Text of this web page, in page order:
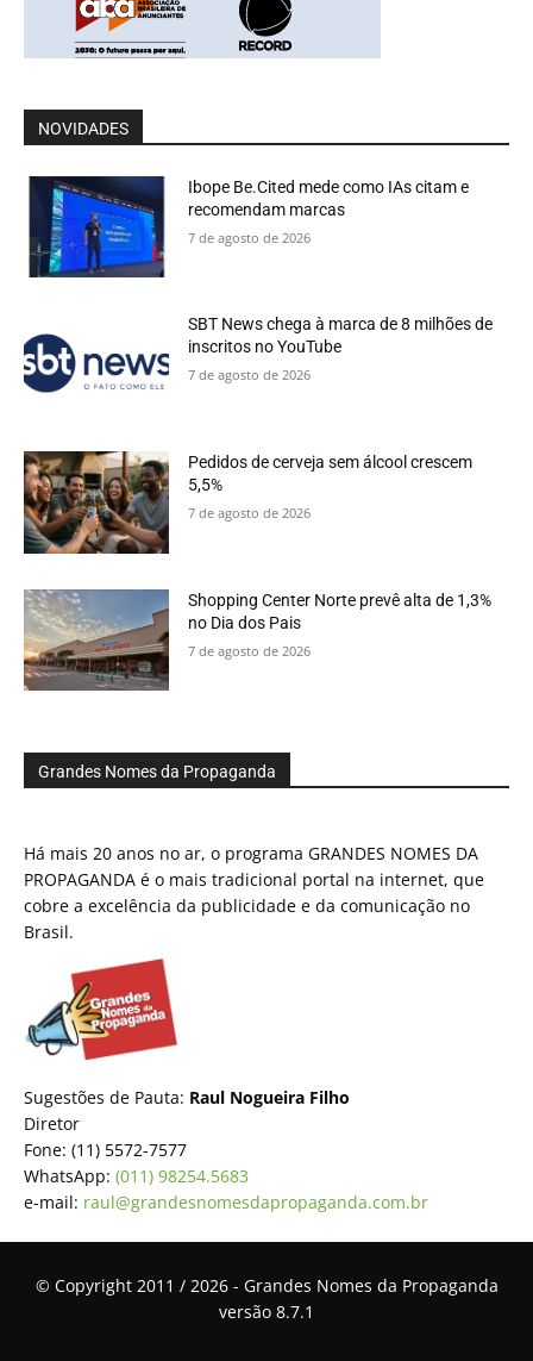
NOVIDADES
Ibope Be.Cited mede como IAs citam e
recomendam marcas
7 de agosto de 2026
SBT News chega à marca de 8 milhões de
inscritos no YouTube
7 de agosto de 2026
Pedidos de cerveja sem álcool crescem
5,5%
7 de agosto de 2026
Shopping Center Norte prevê alta de 1,3%
no Dia dos Pais
7 de agosto de 2026
Grandes Nomes da Propaganda
Há mais 20 anos no ar, o programa GRANDES NOMES DA
PROPAGANDA é o mais tradicional portal na internet, que
cobre a excelência da publicidade e da comunicação no
Brasil.
Sugestões de Pauta: Raul Nogueira Filho
Diretor
Fone: (11) 5572-7577
WhatsApp: (011) 98254.5683
e-mail: raul@grandesnomesdapropaganda.com.br
© Copyright 2011 / 2026 - Grandes Nomes da Propaganda
versão 8.7.1